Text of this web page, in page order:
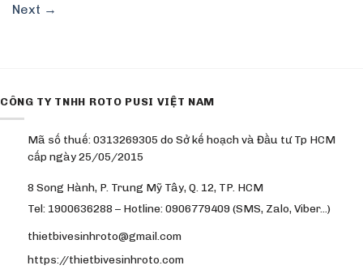
Next →
CÔNG TY TNHH ROTO PUSI VIỆT NAM
Mã số thuế: 0313269305 do Sở kế hoạch và Đầu tư Tp HCM
cấp ngày 25/05/2015
8 Song Hành, P. Trung Mỹ Tây, Q. 12, TP. HCM
Tel: 1900636288 – Hotline: 0906779409 (SMS, Zalo, Viber…)
thietbivesinhroto@gmail.com
https://thietbivesinhroto.com